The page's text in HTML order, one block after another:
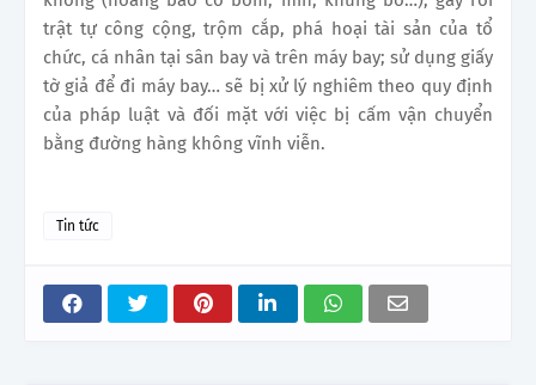
trật tự công cộng, trộm cắp, phá hoại tài sản của tổ
chức, cá nhân tại sân bay và trên máy bay; sử dụng giấy
tờ giả để đi máy bay… sẽ bị xử lý nghiêm theo quy định
của pháp luật và đối mặt với việc bị cấm vận chuyển
bằng đường hàng không vĩnh viễn.
Tin tức